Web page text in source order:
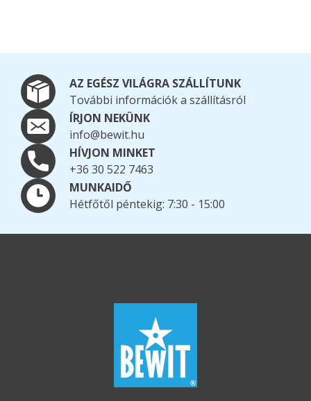
AZ EGÉSZ VILÁGRA SZÁLLÍTUNK
További információk a szállításról
ÍRJON NEKÜNK
info@bewit.hu
HÍVJON MINKET
+36 30 522 7463
MUNKAIDŐ
Hétfőtől péntekig: 7:30 - 15:00